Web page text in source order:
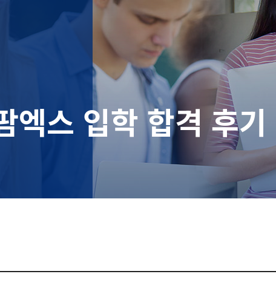
엑스 입학 합격 후기